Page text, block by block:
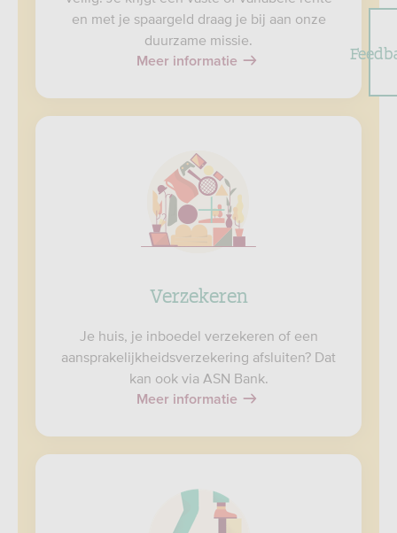
en met je spaargeld draag je bij aan onze
duurzame missie.
Meer informatie
Verzekeren
Je huis, je inboedel verzekeren of een
aansprakelijkheidsverzekering afsluiten? Dat
kan ook via ASN Bank.
Meer informatie